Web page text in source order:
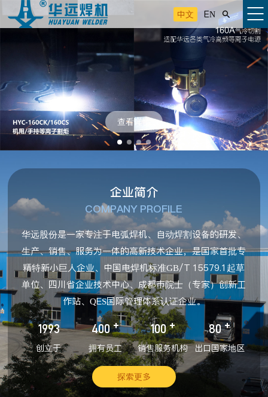
中文 EN 
查看详情
企业简介
COMPANY PROFILE
华远股份是一家专注于电弧焊机、自动焊割设备的研发、
生产、销售、服务为一体的高新技术企业，是国家首批专
精特新小巨人企业、中国电焊机标准GB/T 15579.1起草
单位、四川省企业技术中心、成都市院士（专家）创新工
作站、QES国际管理体系认证企业。
1993
创立于
400 +
拥有员工
100 +
销售服务机构
80 +
出口国家地区
探索更多